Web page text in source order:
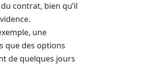
contrat, bien qu’il
une
que des options
de quelques jours